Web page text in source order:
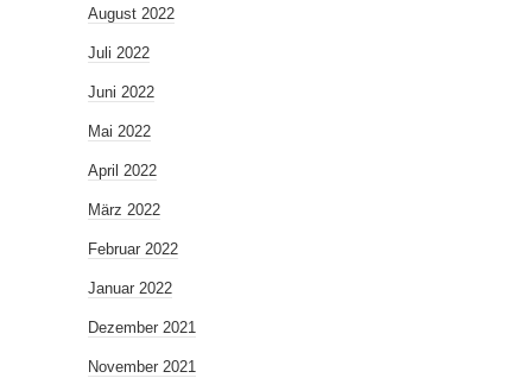
August 2022
Juli 2022
Juni 2022
Mai 2022
April 2022
März 2022
Februar 2022
Januar 2022
Dezember 2021
November 2021